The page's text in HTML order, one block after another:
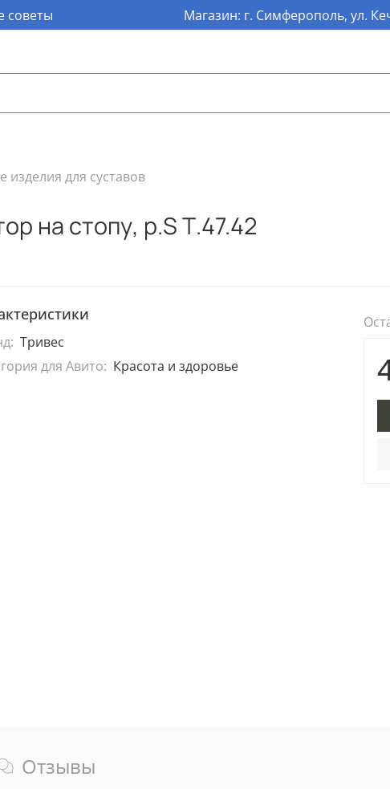
советы Магазин: г. Симферополь, ул.
изделия для суставов
на стопу, р.S Т.47.42
Тривес
для Авито: Красота и здоровье
Отзывы